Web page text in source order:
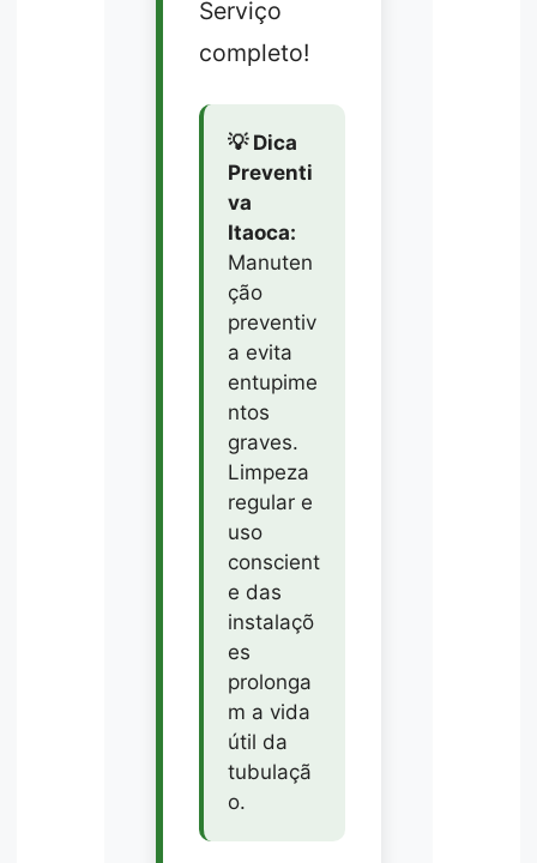
Serviço
completo!
💡 Dica
Preventi
va
Itaoca:
Manuten
ção
preventiv
a evita
entupime
ntos
graves.
Limpeza
regular e
uso
conscient
e das
instalaçõ
es
prolonga
m a vida
útil da
tubulaçã
o.